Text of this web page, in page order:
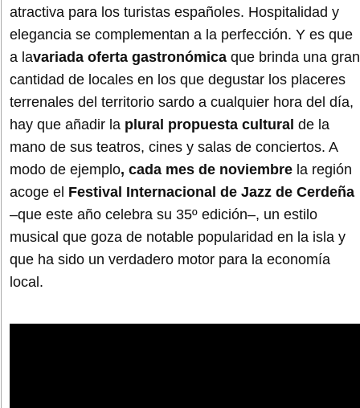
atractiva para los turistas españoles. Hospitalidad y
elegancia se complementan a la perfección. Y es que
a lavariada oferta gastronómica que brinda una gran
cantidad de locales en los que degustar los placeres
terrenales del territorio sardo a cualquier hora del día,
hay que añadir la plural propuesta cultural de la
mano de sus teatros, cines y salas de conciertos. A
modo de ejemplo, cada mes de noviembre la región
acoge el Festival Internacional de Jazz de Cerdeña
–que este año celebra su 35º edición–, un estilo
musical que goza de notable popularidad en la isla y
que ha sido un verdadero motor para la economía
local.